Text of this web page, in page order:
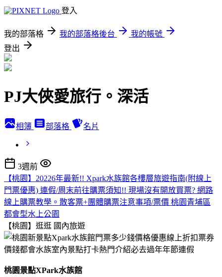
登入
我的部落格 我的部落格後台
我的帳號
登出
PJ大俠愛旅行。深活
相簿 部落格 名片
3週前
【桃園】20226年最新!! Xpark水族館各樓層旅遊指南(附線上
門票優惠) 連假/周末前往購票須知!! 現場沒有開放買票? 網路
線上購票教學。散客票+團體購票注意事項/票價 桃園青埔區
都會型水上公園
【桃園】逛逛 國內旅遊
桃園景點XPark水族館